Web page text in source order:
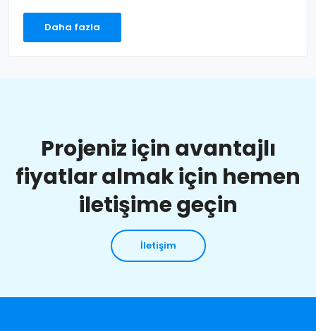
Daha fazla
Projeniz için avantajlı
fiyatlar almak için hemen
iletişime geçin
İletişim